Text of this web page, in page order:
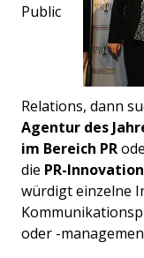
Public
Relations, dann
Agentur des
im Bereich PR
die PR-
würdigt einzelne
oder -